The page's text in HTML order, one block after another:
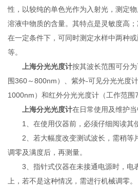
性，以较纯的单色光作为入射光，测定
溶液中物质的含量。其特点是灵敏度高
在一定条件下，可同时测定水样中两种
等。
上海分光光度计按其波长范围可分
围360～800nm）、紫外-可见分光光度
1000nm）和红外分光光度计（工作范围
上海分光光度计在日常使用及维护
1、在使用仪器前，必须仔细阅读其使
2、若大幅度改变测试波长，需稍等
调零及满度后，再测量。
3、指针式仪器在未接通电源时，电
上，若不是这种情况，需进行机械调零。